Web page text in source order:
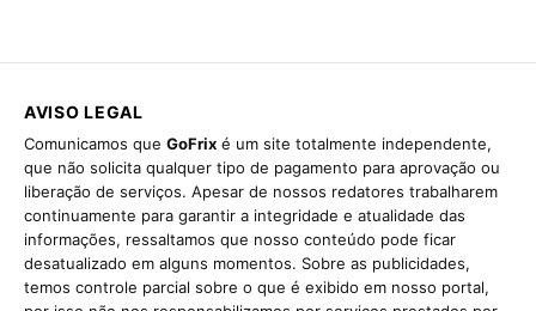
AVISO LEGAL
Comunicamos que GoFrix é um site totalmente independente,
que não solicita qualquer tipo de pagamento para aprovação ou
liberação de serviços. Apesar de nossos redatores trabalharem
continuamente para garantir a integridade e atualidade das
informações, ressaltamos que nosso conteúdo pode ficar
desatualizado em alguns momentos. Sobre as publicidades,
temos controle parcial sobre o que é exibido em nosso portal,